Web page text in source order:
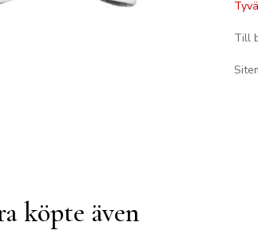
Till
köpte även